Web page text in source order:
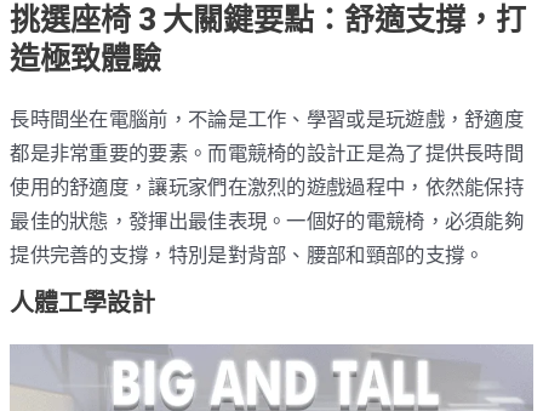
挑選座椅 3 大關鍵要點：舒適支撐，打
造極致體驗
長時間坐在電腦前，不論是工作、學習或是玩遊戲，舒適度
都是非常重要的要素。而電競椅的設計正是為了提供長時間
使用的舒適度，讓玩家們在激烈的遊戲過程中，依然能保持
最佳的狀態，發揮出最佳表現。一個好的電競椅，必須能夠
提供完善的支撐，特別是對背部、腰部和頸部的支撐。
人體工學設計